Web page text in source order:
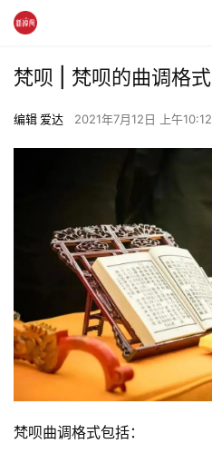
梵呗 | 梵呗的曲调格式
编辑 爱达 2021年7月12日 上午10:12
梵呗曲调格式包括：